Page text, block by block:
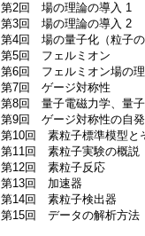
第2回 場の理論の導入 1
第3回 場の理論の導入 2
第4回 場の量子化（粒子の
第5回 フェルミオン
第6回 フェルミオン場の
第7回 ゲージ対称性
第8回 量子電磁力学、量
第9回 ゲージ対称性の自発
第10回 素粒子標準模型と
第11回 素粒子実験の概説
第12回 素粒子反応
第13回 加速器
第14回 素粒子検出器
第15回 データの解析方法